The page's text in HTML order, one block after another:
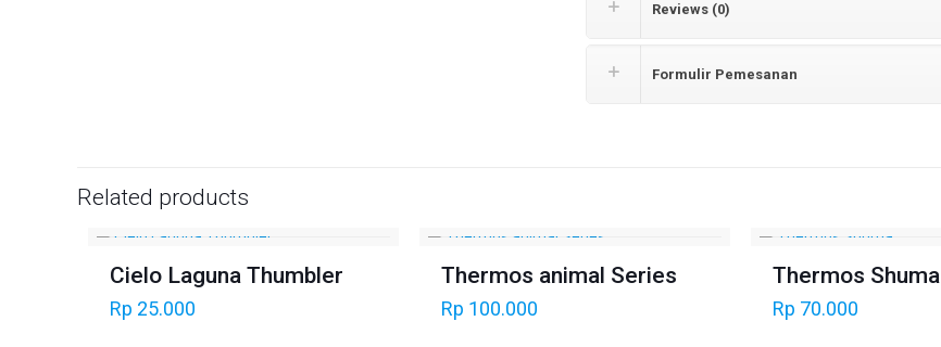
Reviews (0)
Formulir Pemesanan
Related products
Cielo Laguna Thumbler
Rp 25.000
Thermos animal Series
Rp 100.000
Thermos Shuma
Rp 70.000